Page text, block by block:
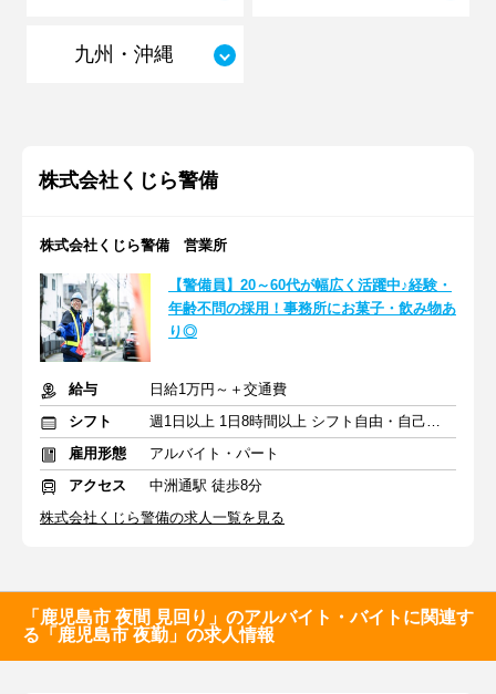
九州・沖縄
株式会社くじら警備
株式会社くじら警備 営業所
【警備員】20～60代が幅広く活躍中♪経験・
年齢不問の採用！事務所にお菓子・飲み物あ
り◎
給与
日給1万円～＋交通費
シフト
週1日以上 1日8時間以上 シフト自由・自己申告
雇用形態
アルバイト・パート
アクセス
中洲通駅 徒歩8分
株式会社くじら警備の求人一覧を見る
「鹿児島市 夜間 見回り」のアルバイト・バイトに関連す
る「鹿児島市 夜勤」の求人情報